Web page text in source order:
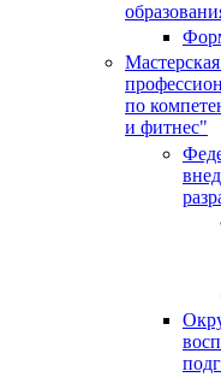
по
и фитнес"